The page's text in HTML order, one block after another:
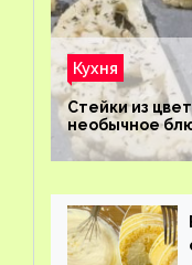
Кухня
Стейки из
необычное